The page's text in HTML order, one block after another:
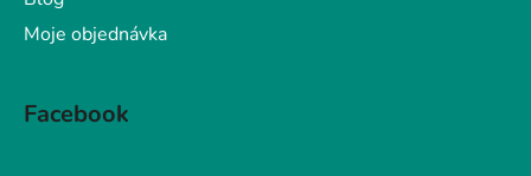
Moje objednávka
Facebook